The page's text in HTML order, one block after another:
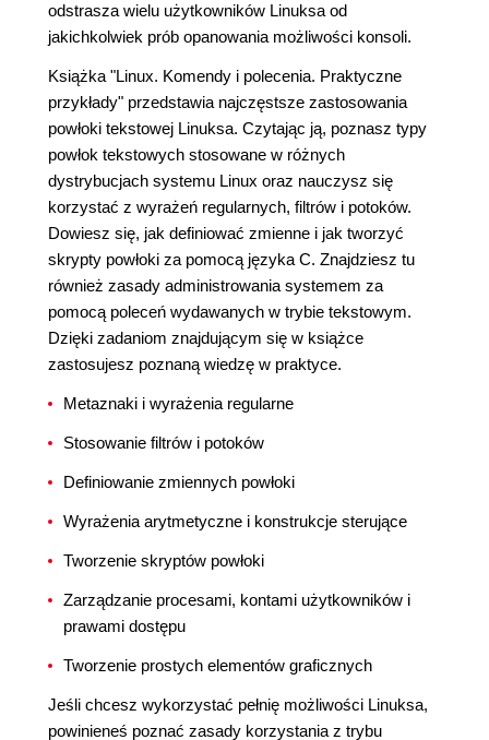
odstrasza wielu użytkowników Linuksa od
jakichkolwiek prób opanowania możliwości konsoli.
Książka "Linux. Komendy i polecenia. Praktyczne
przykłady" przedstawia najczęstsze zastosowania
powłoki tekstowej Linuksa. Czytając ją, poznasz typy
powłok tekstowych stosowane w różnych
dystrybucjach systemu Linux oraz nauczysz się
korzystać z wyrażeń regularnych, filtrów i potoków.
Dowiesz się, jak definiować zmienne i jak tworzyć
skrypty powłoki za pomocą języka C. Znajdziesz tu
również zasady administrowania systemem za
pomocą poleceń wydawanych w trybie tekstowym.
Dzięki zadaniom znajdującym się w książce
zastosujesz poznaną wiedzę w praktyce.
Metaznaki i wyrażenia regularne
Stosowanie filtrów i potoków
Definiowanie zmiennych powłoki
Wyrażenia arytmetyczne i konstrukcje sterujące
Tworzenie skryptów powłoki
Zarządzanie procesami, kontami użytkowników i
prawami dostępu
Tworzenie prostych elementów graficznych
Jeśli chcesz wykorzystać pełnię możliwości Linuksa,
powinieneś poznać zasady korzystania z trybu